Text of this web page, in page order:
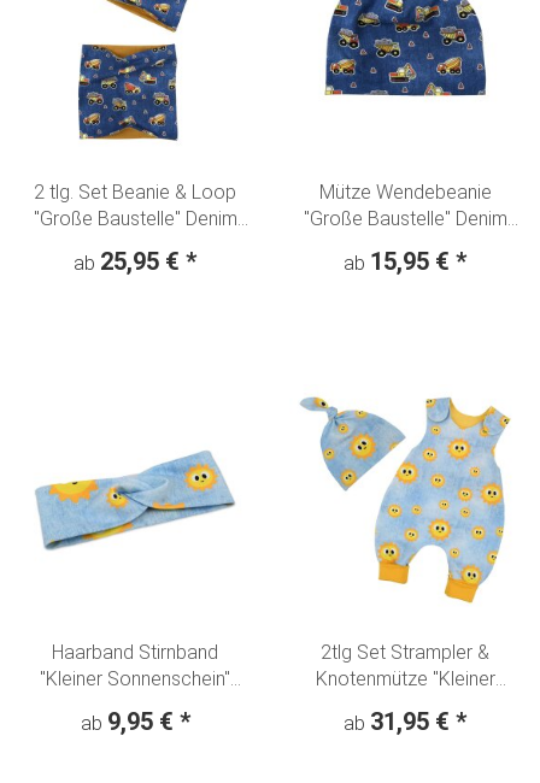
2 tlg. Set Beanie & Loop
"Große Baustelle" Denim
ab 25,95 € *
Mütze Wendebeanie
"Große Baustelle" Denim
ab 15,95 € *
Haarband Stirnband
"Kleiner Sonnenschein"
ab 9,95 € *
2tlg Set Strampler &
Knotenmütze "Kleiner
ab 31,95 € *